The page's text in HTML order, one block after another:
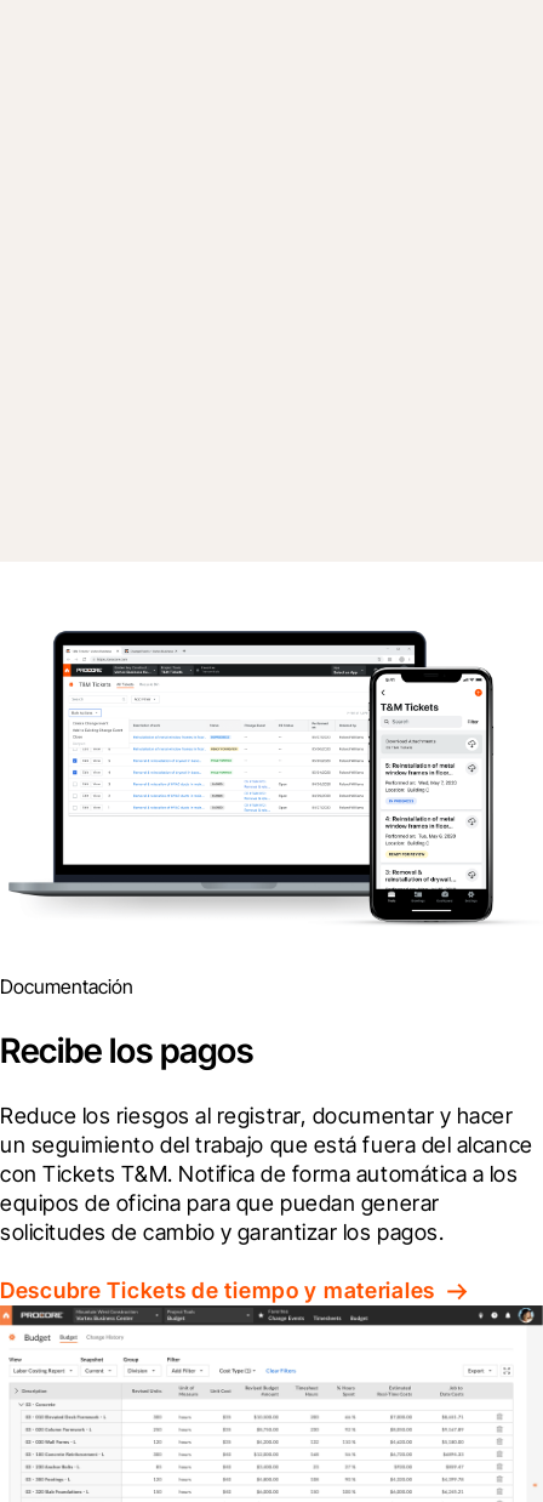
Documentación
Recibe los pagos
Reduce los riesgos al registrar, documentar y hacer
un seguimiento del trabajo que está fuera del alcance
con Tickets T&M. Notifica de forma automática a los
equipos de oficina para que puedan generar
solicitudes de cambio y garantizar los pagos.
Descubre Tickets de tiempo y materiales